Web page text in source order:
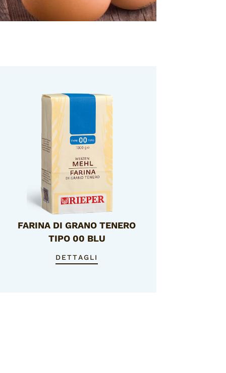
FARINA DI GRANO TENERO
TIPO 00 BLU
DETTAGLI